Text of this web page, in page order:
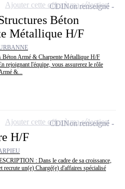
Béton
Métallique H/F
Armé & Charpente Métallique H/F
rejoignant l'équipe, vous assurerez le rôle
&...
CDINon renseigné
Ajouter cette offre à ma sélection
H/F
: Dans le cadre de sa croissance,
recrute un(e) Chargé(e) d'affaires spécialisé
CDINon renseigné
Ajouter cette offre à ma sélection